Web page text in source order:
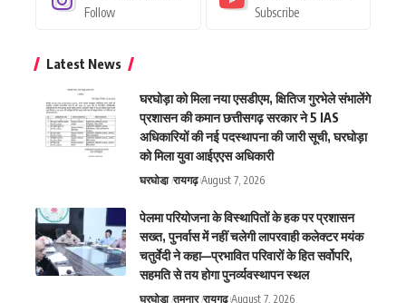
Follow Subscribe
Latest News
घरघोड़ा को मिला नया एसडीएम, क्षितिज गुरभेले संभालेंगे
प्रशासन की कमान छत्तीसगढ़ सरकार ने 5 IAS
अधिकारियों की नई पदस्थापना की जारी सूची, घरघोड़ा
को मिला युवा आईएएस अधिकारी
घरघोडा़ रायगढ़ August 7, 2026
पेलमा परियोजना के विस्थापितों के हक पर प्रशासन
सख्त, पुनर्वास में नहीं चलेगी लापरवाही कलेक्टर मयंक
चतुर्वेदी ने कहा—प्रभावित परिवारों के हित सर्वोपरि,
सहमति से तय होगा पुनर्व्यवस्थापन स्थल
घरघोडा़ तमनार रायगढ़ August 7, 2026